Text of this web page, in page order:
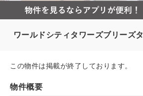
ワールドシティタワーズブリーズ
この物件は掲載が終了しております。
物件概要